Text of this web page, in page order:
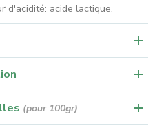
d'acidité: acide lactique.
(pour 100gr)